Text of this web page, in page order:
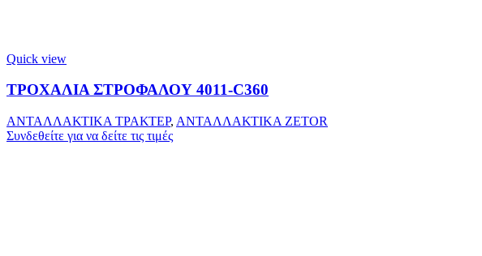
Quick view
ΤΡΟΧΑΛΙΑ ΣΤΡΟΦΑΛΟΥ 4011-C360
ΑΝΤΑΛΛΑΚΤΙΚΑ ΤΡΑΚΤΕΡ, ΑΝΤΑΛΛΑΚΤΙΚΑ ZETOR
Συνδεθείτε για να δείτε τις τιμές